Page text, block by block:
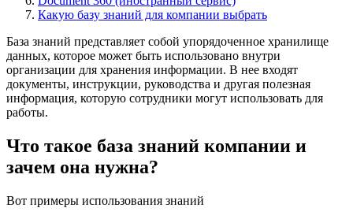
Какую базу знаний для компании выбрать
База знаний представляет собой упорядоченное хранилище
данных, которое может быть использовано внутри
организации для хранения информации. В нее входят
документы, инструкции, руководства и другая полезная
информация, которую сотрудники могут использовать для
работы.
Что такое база знаний компании и
зачем она нужна?
Вот примеры использования знаний